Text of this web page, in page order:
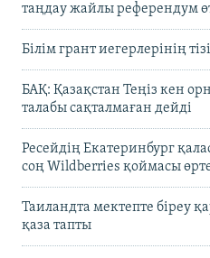
таңдау жайлы референдум
Білім грант иегерлерінің
БАҚ: Қазақстан Теңіз кен
талабы сақталмаған дейді
Ресейдің Екатеринбург
соң Wildberries қоймасы
Таиландта мектепте біреу
қаза тапты